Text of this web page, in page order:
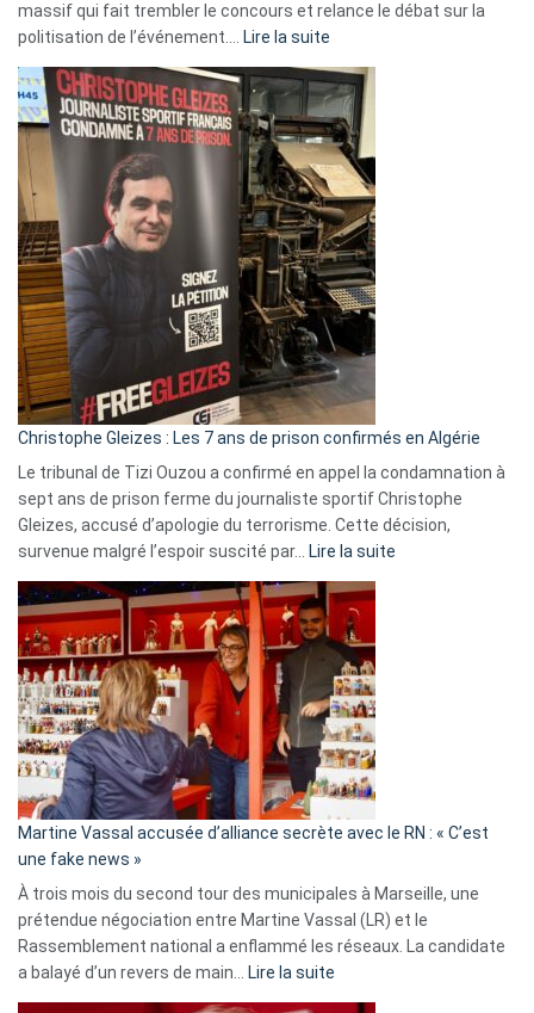
massif qui fait trembler le concours et relance le débat sur la
politisation de l’événement.… Lire la suite
Eurovision
2026
:
Pays-
Bas,
Espagne,
Irlande
et
Slovénie
rejettent
la
présence
d’Israël
Christophe Gleizes : Les 7 ans de prison confirmés en Algérie
Le tribunal de Tizi Ouzou a confirmé en appel la condamnation à
sept ans de prison ferme du journaliste sportif Christophe
Gleizes, accusé d’apologie du terrorisme. Cette décision,
survenue malgré l’espoir suscité par… Lire la suite
Algérie
Martine Vassal accusée d’alliance secrète avec le RN : « C’est
une fake news »
À trois mois du second tour des municipales à Marseille, une
prétendue négociation entre Martine Vassal (LR) et le
Rassemblement national a enflammé les réseaux. La candidate
a balayé d’un revers de main… Lire la suite